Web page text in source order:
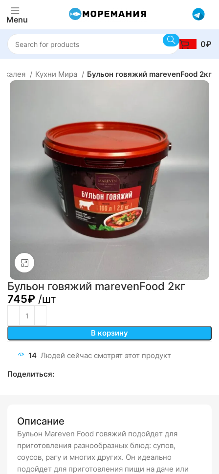
Menu
0₽
Кухни Мира Бульон говяжий marevenFood 2кг
Бульон говяжий marevenFood 2кг
745₽ /шт
В корзину
14 Людей сейчас смотрят этот продукт
Поделиться:
Описание
Бульон Mareven Food говяжий подойдет для
приготовления разнообразных блюд: супов,
соусов, рагу и многих других. Он идеально
подойдет для приготовления пищи на даче или